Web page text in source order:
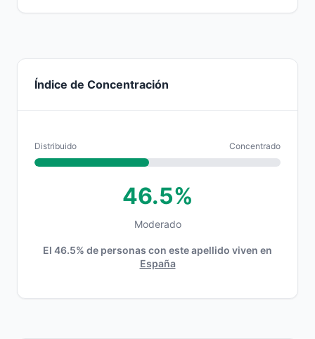
Índice de Concentración
Distribuido Concentrado
46.5%
Moderado
El 46.5% de personas con este apellido viven en
España